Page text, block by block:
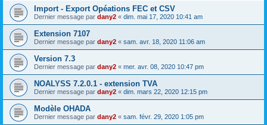
Import - Export Opéations FEC et CSV
Dernier message par dany2 « dim. mai 17, 2020 10:41 am
Extension 7107
Dernier message par dany2 « sam. avr. 18, 2020 11:06 am
Version 7.3
Dernier message par dany2 « mer. avr. 08, 2020 10:47 pm
NOALYSS 7.2.0.1 - extension TVA
Dernier message par dany2 « dim. mars 22, 2020 12:15 pm
Modèle OHADA
Dernier message par dany2 « sam. févr. 29, 2020 1:05 pm